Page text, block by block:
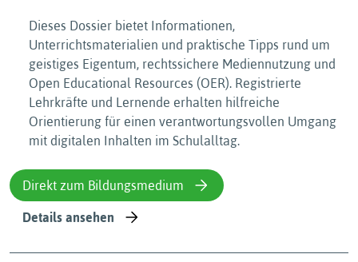
Dieses Dossier bietet Informationen,
Unterrichtsmaterialien und praktische Tipps rund um
geistiges Eigentum, rechtssichere Mediennutzung und
Open Educational Resources (OER). Registrierte
Lehrkräfte und Lernende erhalten hilfreiche
Orientierung für einen verantwortungsvollen Umgang
mit digitalen Inhalten im Schulalltag.
Direkt zum Bildungsmedium
Details ansehen